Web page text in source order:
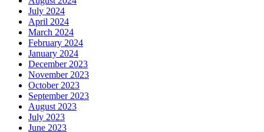
July 2024
April 2024
March 2024
February 2024
January 2024
December 2023
November 2023
October 2023
September 2023
August 2023
July 2023
June 2023